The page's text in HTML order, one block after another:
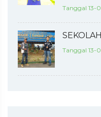
Tanggal 13-
Tanggal 13-